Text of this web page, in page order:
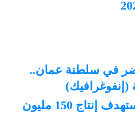
في سلطنة عمان..
(إنفوغرافيك)
الجزائر توقع صفقة تستهدف إنتاج 150 مليون